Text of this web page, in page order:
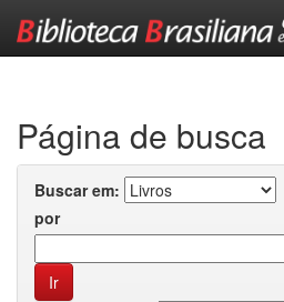
Página de busca
Buscar em:
por